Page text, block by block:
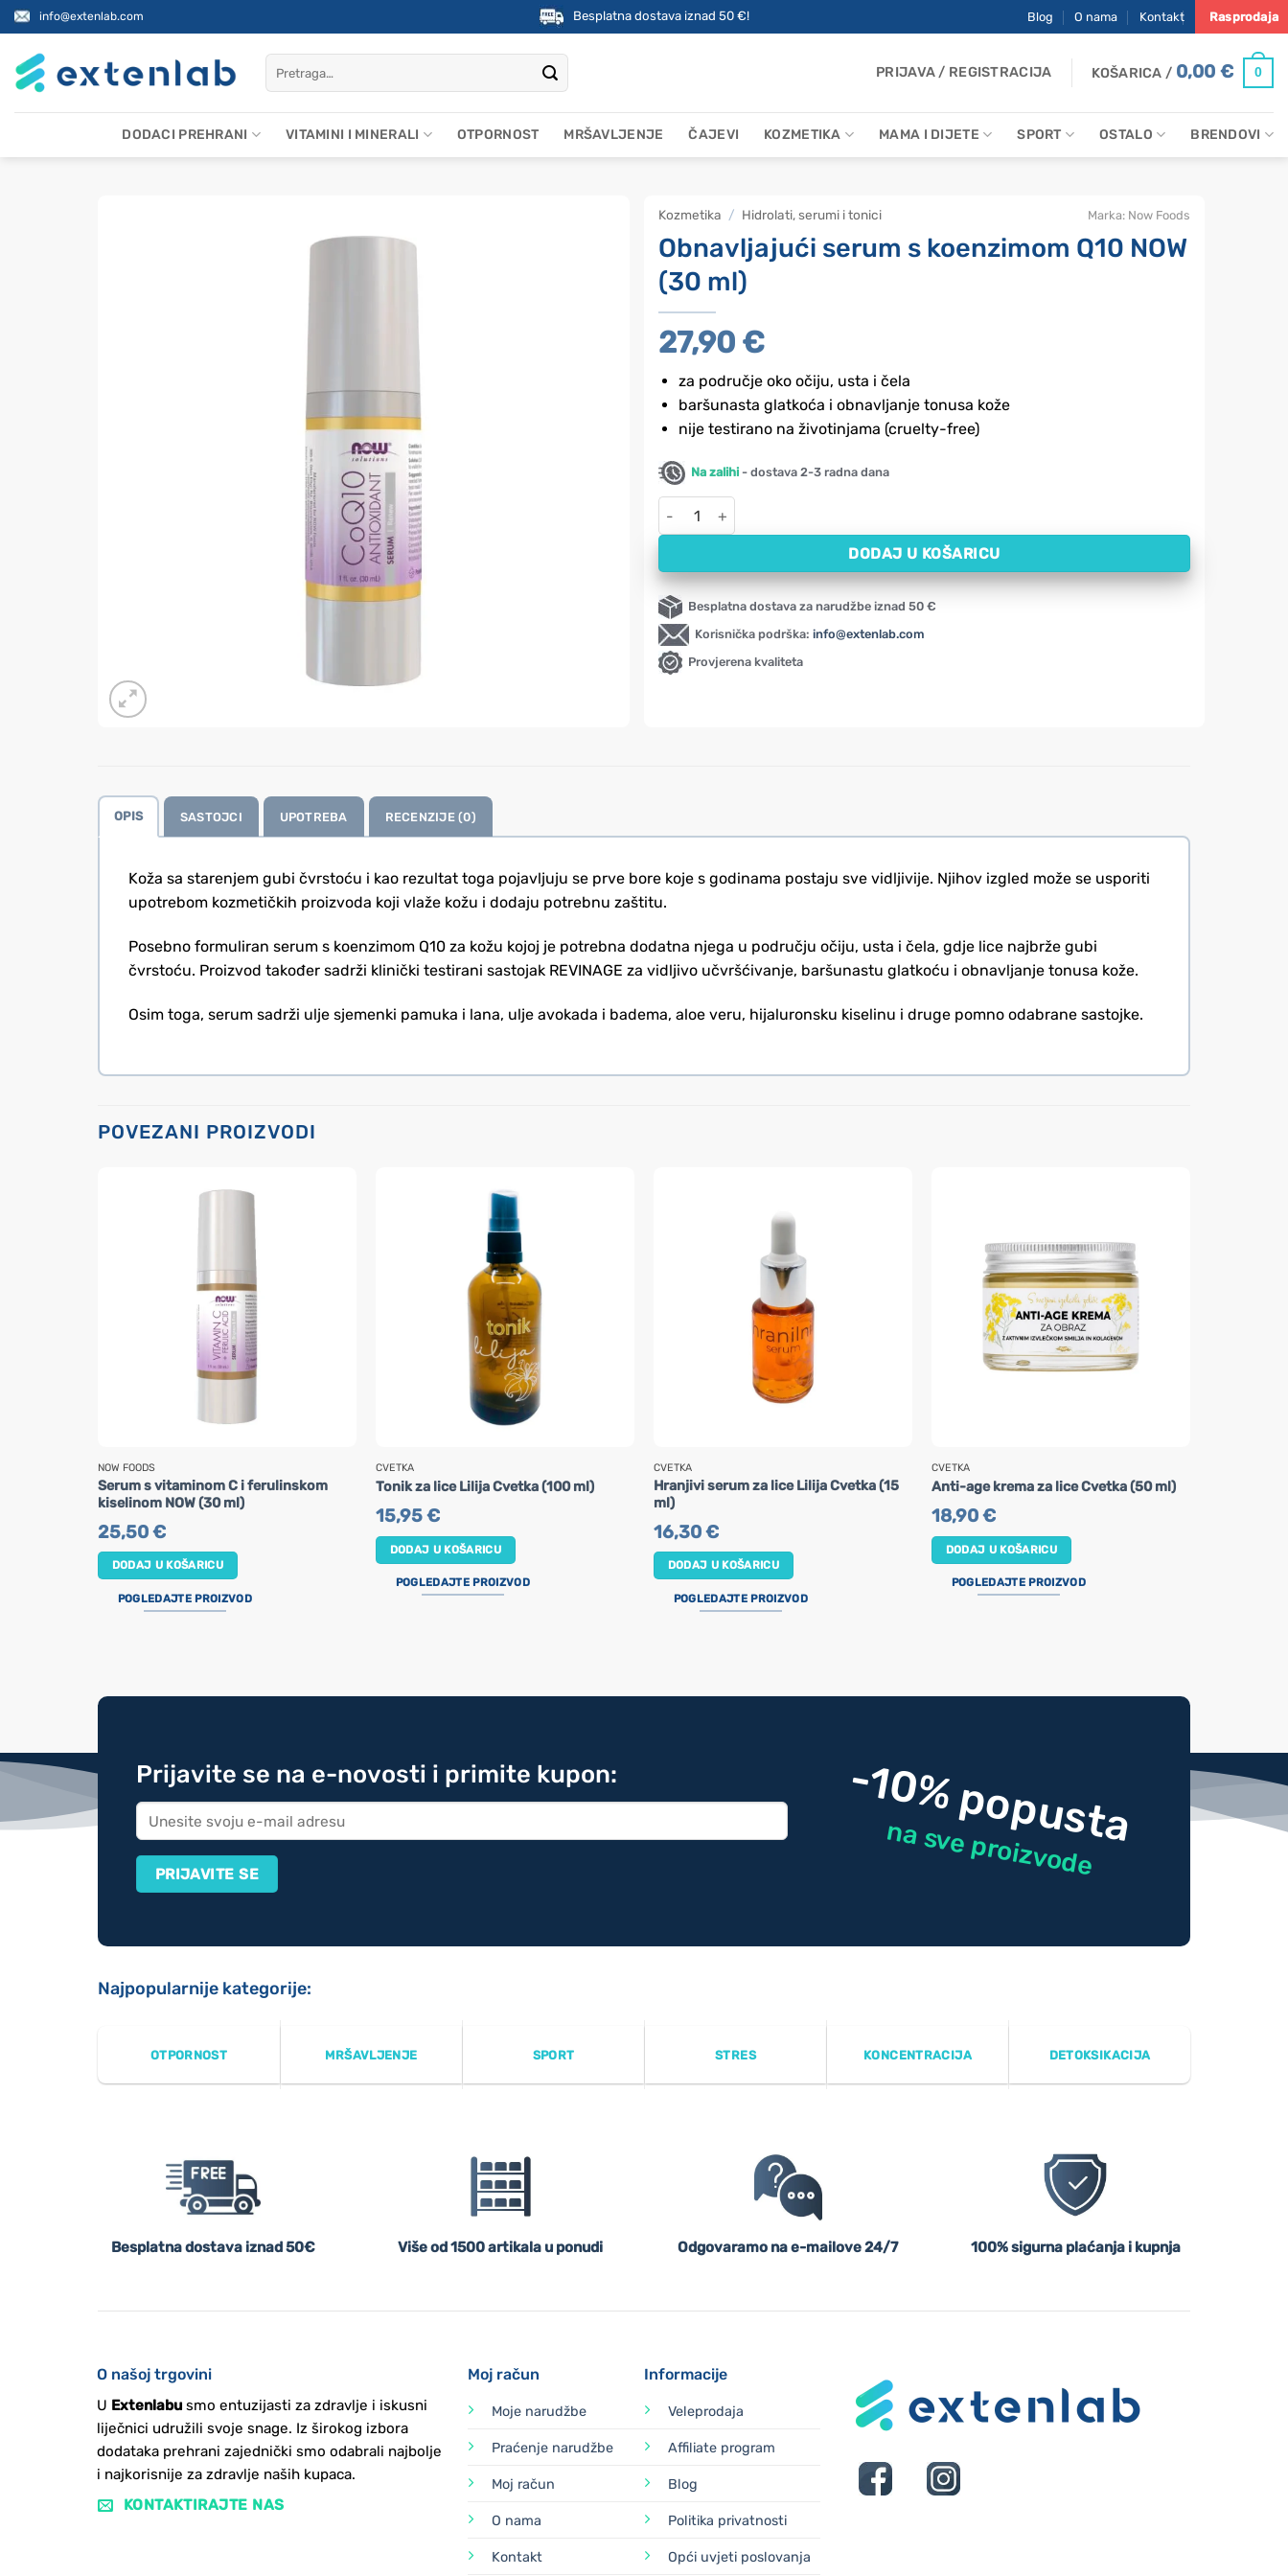
Skip
to
content
info@extenlab.com Besplatna dostava iznad 50 €! Blog O nama Kontakt Rasprodaja
PRIJAVA / REGISTRACIJA KOŠARICA / 0,00€ 0
DODACI PREHRANI VITAMINI I MINERALI OTPORNOST MRŠAVLJENJE ČAJEVI KOZMETIKA MAMA I DIJETE SPORT OSTALO BRENDOVI
Kozmetika / Hidrolati, serumi i tonici
Obnavljajući serum s koenzimom Q10 NOW
(30 ml)
27,90 €
za područje oko očiju, usta i čela
baršunasta glatkoća i obnavljanje tonusa kože
nije testirano na životinjama (cruelty-free)
Na zalihi - dostava 2-3 radna dana
Obnavljajući serum s koenzimom Q10 NOW (30 ml) količina
DODAJ U KOŠARICU
Besplatna dostava za narudžbe iznad 50 €
Korisnička podrška: info@extenlab.com
Provjerena kvaliteta
Marka: Now Foods
OPIS SASTOJCI UPOTREBA RECENZIJE (0)
Koža sa starenjem gubi čvrstoću i kao rezultat toga pojavljuju se prve bore koje s godinama postaju sve vidljivije. Njihov izgled može se usporiti
upotrebom kozmetičkih proizvoda koji vlaže kožu i dodaju potrebnu zaštitu.
Posebno formuliran serum s koenzimom Q10 za kožu kojoj je potrebna dodatna njega u području očiju, usta i čela, gdje lice najbrže gubi
čvrstoću. Proizvod također sadrži klinički testirani sastojak REVINAGE za vidljivo učvršćivanje, baršunastu glatkoću i obnavljanje tonusa kože.
Osim toga, serum sadrži ulje sjemenki pamuka i lana, ulje avokada i badema, aloe veru, hijaluronsku kiselinu i druge pomno odabrane sastojke.
POVEZANI PROIZVODI
NOW FOODS
Serum s vitaminom C i ferulinskom
kiselinom NOW (30 ml)
25,50€
DODAJ U KOŠARICU
POGLEDAJTE PROIZVOD
CVETKA
Tonik za lice Lilija Cvetka (100 ml)
15,95€
DODAJ U KOŠARICU
POGLEDAJTE PROIZVOD
CVETKA
Hranjivi serum za lice Lilija Cvetka (15
ml)
16,30€
DODAJ U KOŠARICU
POGLEDAJTE PROIZVOD
CVETKA
Anti-age krema za lice Cvetka (50 ml)
18,90€
DODAJ U KOŠARICU
POGLEDAJTE PROIZVOD
Prijavite se na e-novosti i primite kupon: -10% popusta
na sve proizvode
Najpopularnije kategorije:
OTPORNOST MRŠAVLJENJE SPORT STRES KONCENTRACIJA DETOKSIKACIJA
Besplatna dostava iznad 50€ Više od 1500 artikala u ponudi Odgovaramo na e-mailove 24/7 100% sigurna plaćanja i kupnja
O našoj trgovini
U Extenlabusmo entuzijasti za zdravlje i iskusni
liječnici udružili svoje snage. Iz širokog izbora
dodataka prehrani zajednički smo odabrali najbolje
i najkorisnije za zdravlje naših kupaca.
KONTAKTIRAJTE NAS
Moj račun
Moje narudžbe
Praćenje narudžbe
Moj račun
O nama
Kontakt
Informacije
Veleprodaja
Affiliate program
Blog
Politika privatnosti
Opći uvjeti poslovanja